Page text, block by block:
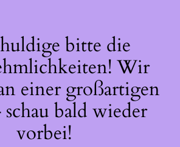
bitte die
Wir
einer großartigen
schau bald wieder
vorbei!